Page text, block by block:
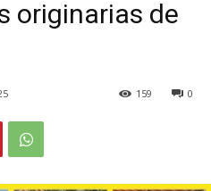
originarias de
0
159